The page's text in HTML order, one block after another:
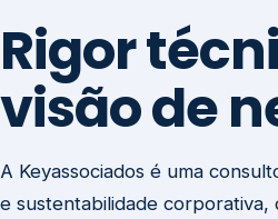
Rigor
visão de
A Keyassociados é uma
e sustentabilidade corporativa,